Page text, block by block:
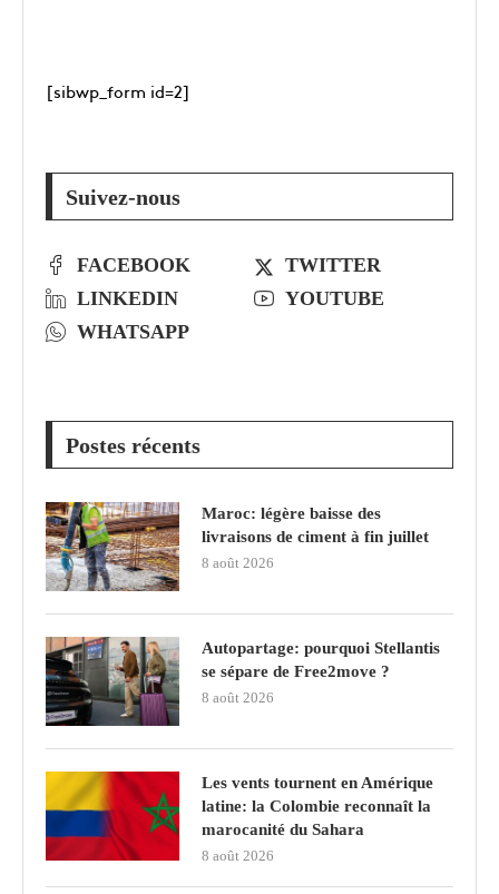
[sibwp_form id=2]
Suivez-nous
FACEBOOK
TWITTER
LINKEDIN
YOUTUBE
WHATSAPP
Postes récents
Maroc: légère baisse des
livraisons de ciment à fin juillet
8 août 2026
Autopartage: pourquoi Stellantis
se sépare de Free2move ?
8 août 2026
Les vents tournent en Amérique
latine: la Colombie reconnaît la
marocanité du Sahara
8 août 2026